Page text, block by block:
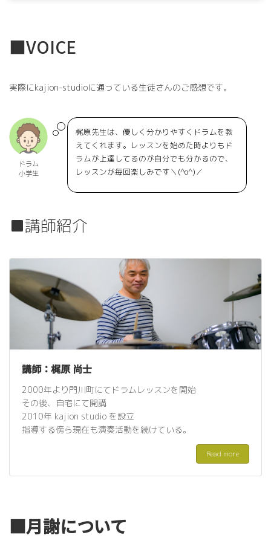
■VOICE
実際にkajion-studioに通っている生徒さんのご感想です。
ドラム
小学生
梶原先生は、優しく分かりやすくドラムを教
えてくれます。レッスンを始めた時よりもド
ラムが上達してるのが自分でも分かるので、
レッスンが毎回楽しみです＼(^o^)／
■講師紹介
講師：梶原 尚士
2000年より門川町にてドラムレッスンを開始
その後、自宅にて開講
2010年 kajion studio を設立
指導する傍ら現在も演奏活動を続けている。
Read more
■月謝について